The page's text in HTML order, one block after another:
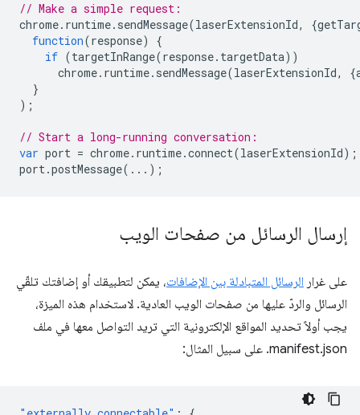
// Make a simple request:
chrome. runtime. sendMessage(laserExtensionId, {
function(response)
{
if (targetInRange(response. targetData))
chrome. runtime. sendMessage(laserExtensionId, {
}
);
// Start a long-running conversation:
var port = chrome. runtime.connect(laserExtensionId);
port.postMessage(...);
إرسال الرسائل من صفحات الويب
على غرار الرسائل المتبادلة بين الإضافات، يمكن لتطبيقك أو إضافتك تلقّي
الرسائل والردّ عليها من صفحات الويب العادية. لاستخدام هذه الميزة،
يجب أولاً تحديد المواقع الإلكترونية التي تريد التواصل معها في ملف
manifest.json. على سبيل المثال: